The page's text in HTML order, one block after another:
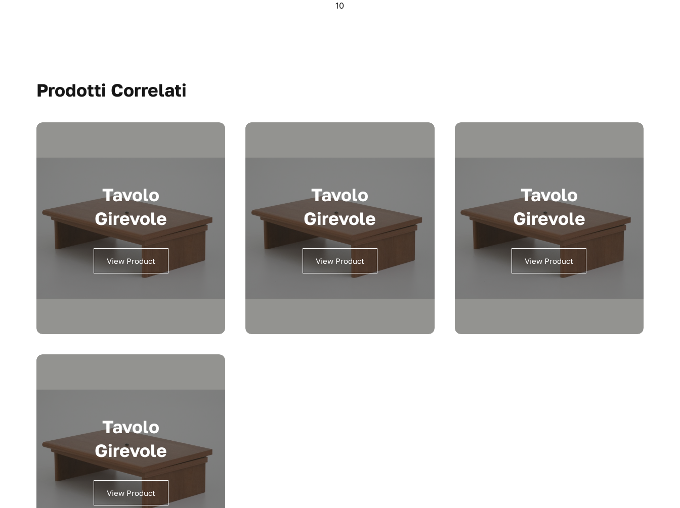
10
Prodotti Correlati
Tavolo
Girevole
View Product
Tavolo
Girevole
View Product
Tavolo
Girevole
View Product
Tavolo
Girevole
View Product